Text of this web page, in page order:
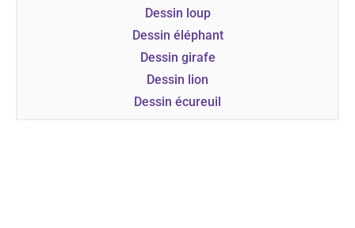
Dessin loup
Dessin éléphant
Dessin girafe
Dessin lion
Dessin écureuil